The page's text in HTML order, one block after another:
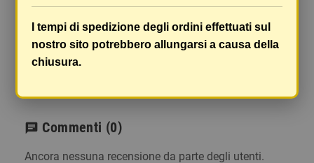
ma viene prestata un'attenzione particolare in
caso di oggetti fragili.
Le scatole hanno dimensioni adeguatamente
ampie e i vostri articoli son ben protetti.
chat Commenti (0)
Ancora nessuna recensione da parte degli utenti.
I tempi di spedizione degli ordini effettuati sul
nostro sito potrebbero allungarsi a causa della
chiusura.